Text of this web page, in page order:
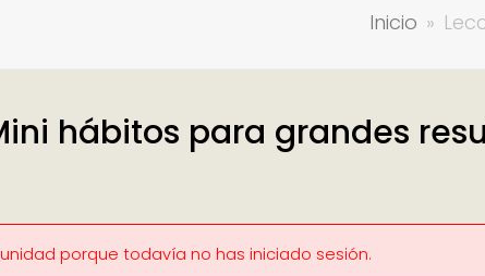
Inicio »
hábitos para grandes
porque todavía no has iniciado sesión.